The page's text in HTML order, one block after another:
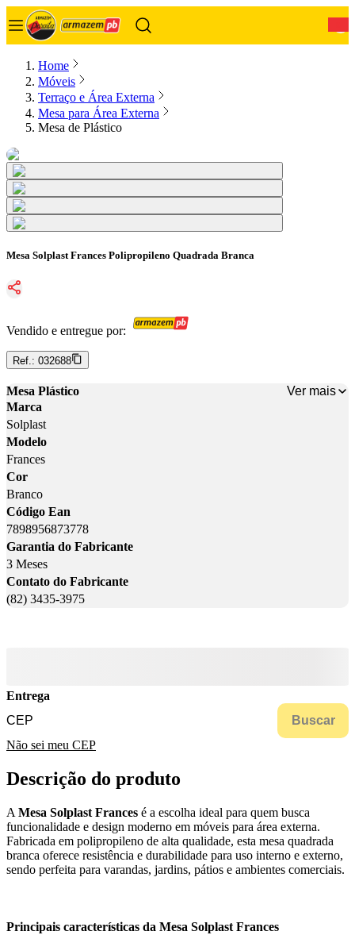
Home
Móveis
Terraço e Área Externa
Mesa para Área Externa
Mesa de Plástico
Mesa Solplast Frances Polipropileno Quadrada Branca
Vendido e entregue por:
Ref.: 032688
Mesa Plástico
Ver mais
Marca
Solplast
Modelo
Frances
Cor
Branco
Código Ean
7898956873778
Garantia do Fabricante
3 Meses
Contato do Fabricante
(82) 3435-3975
Entrega
Buscar
Não sei meu CEP
Descrição do produto
A Mesa Solplast Frances é a escolha ideal para quem busca
funcionalidade e design moderno em móveis para área externa.
Fabricada em polipropileno de alta qualidade, esta mesa quadrada
branca oferece resistência e durabilidade para uso interno e externo,
sendo perfeita para varandas, jardins, pátios e ambientes comerciais.
Principais características da Mesa Solplast Frances